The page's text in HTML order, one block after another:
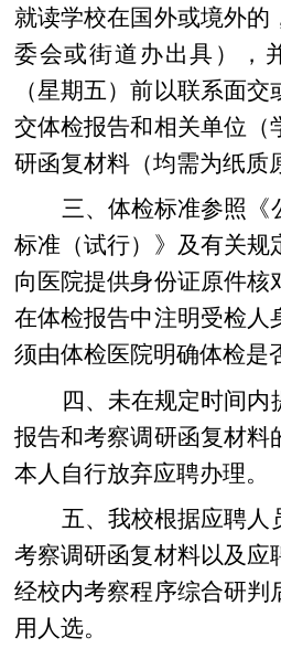
就读学校在国外或境外的
委会或街道办出具），
（星期五）前以联系面
交体检报告和相关单位（
研函复材料（均需为纸质
三、体检标准参照《
标准（试行）》及有关规
向医院提供身份证原件核
在体检报告中注明受检人
须由体检医院明确体检是
四、未在规定时间内
报告和考察调研函复材料
本人自行放弃应聘办理。
五、我校根据应聘人
考察调研函复材料以及应
经校内考察程序综合研判
用人选。